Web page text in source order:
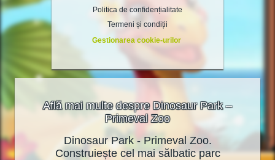
Politica de confidențialitate
Termeni și condiții
Gestionarea cookie-urilor
Află mai multe despre Dinosaur Park –
Primeval Zoo
Dinosaur Park - Primeval Zoo.
Construiește cel mai sălbatic parc